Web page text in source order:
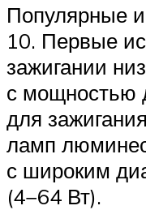
Популярные
10. Первые
зажигании
с мощностью
для
ламп
с широким
(4−64 Вт).